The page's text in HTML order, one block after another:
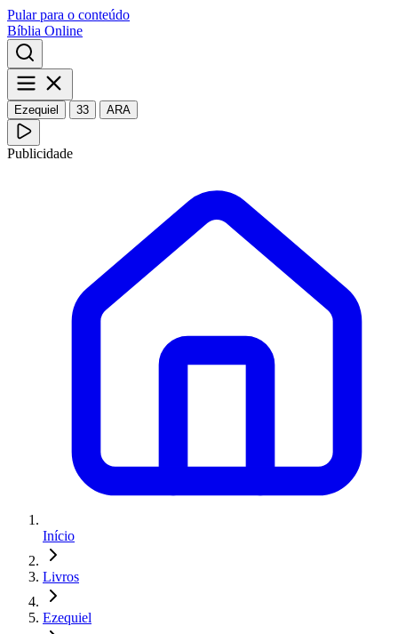
Pular para o conteúdo
Bíblia Online
Ezequiel 33 ARA
Publicidade
Início
Livros
Ezequiel